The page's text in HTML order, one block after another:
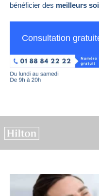
bénéficier des meilleurs
Consultation